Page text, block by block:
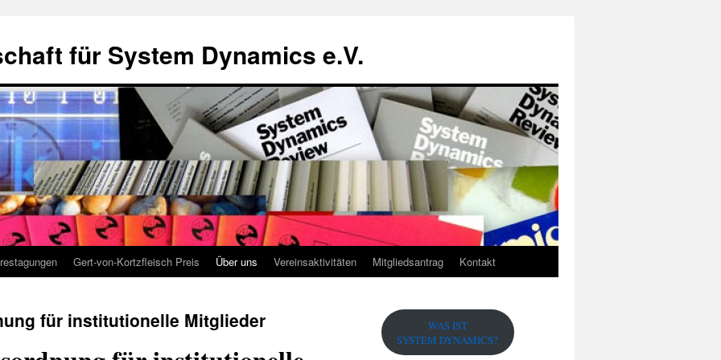
für System Dynamics e.V.
Gert-von-Kortzfleisch Preis Über uns Vereinsaktivitäten Mitgliedsantrag Kontakt
für institutionelle Mitglieder
WAS IST
SYSTEM DYNAMICS?